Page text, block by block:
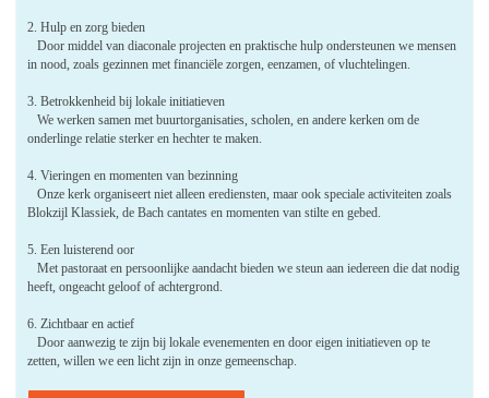
2. Hulp en zorg bieden
Door middel van diaconale projecten en praktische hulp ondersteunen we mensen
in nood, zoals gezinnen met financiële zorgen, eenzamen, of vluchtelingen.
3. Betrokkenheid bij lokale initiatieven
We werken samen met buurtorganisaties, scholen, en andere kerken om de
onderlinge relatie sterker en hechter te maken.
4. Vieringen en momenten van bezinning
Onze kerk organiseert niet alleen erediensten, maar ook speciale activiteiten zoals
Blokzijl Klassiek, de Bach cantates en momenten van stilte en gebed.
5. Een luisterend oor
Met pastoraat en persoonlijke aandacht bieden we steun aan iedereen die dat nodig
heeft, ongeacht geloof of achtergrond.
6. Zichtbaar en actief
Door aanwezig te zijn bij lokale evenementen en door eigen initiatieven op te
zetten, willen we een licht zijn in onze gemeenschap.